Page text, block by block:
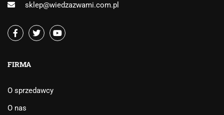
sklep@wiedzazwami.com.pl
FIRMA
O sprzedawcy
O nas